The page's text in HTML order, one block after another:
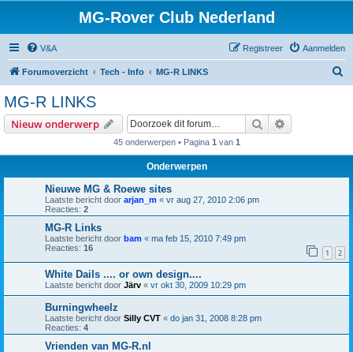
MG-Rover Club Nederland
V&A Aanmelden
Registreer
Forumoverzicht Tech - Info MG-R LINKS
MG-R LINKS
Nieuw onderwerp Zoek
45 onderwerpen • Pagina 1 van 1
Onderwerpen
Nieuwe MG & Roewe sites
Laatste bericht door arjan_m « vr aug 27, 2010 2:06 pm
Reacties: 2
MG-R Links
Laatste bericht door bam « ma feb 15, 2010 7:49 pm
Reacties: 16 1 2
White Dails .... or own design....
Laatste bericht door Järv « vr okt 30, 2009 10:29 pm
Burningwheelz
Laatste bericht door Silly CVT « do jan 31, 2008 8:28 pm
Reacties: 4
Vrienden van MG-R.nl